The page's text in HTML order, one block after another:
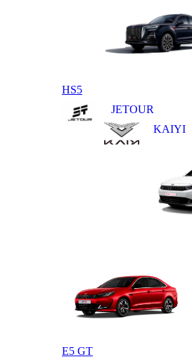
HS5
JETOUR
KAIYI
E5 GT